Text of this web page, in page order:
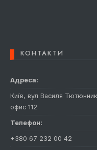
КОНТАКТИ
Адреса:
Київ, вул Василя
офис 112
Телефон:
+380 67 232 00 42